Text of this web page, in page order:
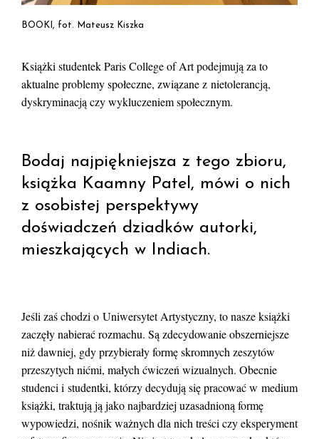
BOOKI, fot. Mateusz Kiszka
Książki studentek Paris College of Art podejmują za to
aktualne problemy społeczne, związane z nietolerancją,
dyskryminacją czy wykluczeniem społecznym.
Bodaj najpiękniejsza z tego zbioru,
książka Kaamny Patel, mówi o nich
z osobistej perspektywy
doświadczeń dziadków autorki,
mieszkających w Indiach.
Jeśli zaś chodzi o Uniwersytet Artystyczny, to nasze książki
zaczęły nabierać rozmachu. Są zdecydowanie obszerniejsze
niż dawniej, gdy przybierały formę skromnych zeszytów
przeszytych nićmi, małych ćwiczeń wizualnych. Obecnie
studenci i studentki, którzy decydują się pracować w medium
książki, traktują ją jako najbardziej uzasadnioną formę
wypowiedzi, nośnik ważnych dla nich treści czy eksperyment